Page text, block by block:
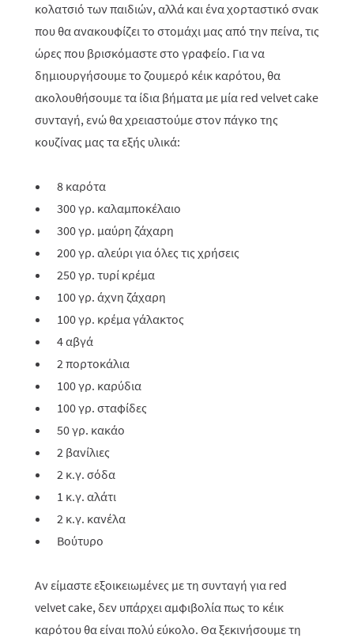
κολατσιό των παιδιών, αλλά και ένα χορταστικό σνακ
που θα ανακουφίζει το στομάχι μας από την πείνα, τις
ώρες που βρισκόμαστε στο γραφείο. Για να
δημιουργήσουμε το ζουμερό κέικ καρότου, θα
ακολουθήσουμε τα ίδια βήματα με μία red velvetcake
συνταγή, ενώ θα χρειαστούμε στον πάγκο της
κουζίνας μας τα εξής υλικά:
8 καρότα
300 γρ. καλαμποκέλαιο
300 γρ. μαύρη ζάχαρη
200 γρ. αλεύρι για όλες τις χρήσεις
250 γρ. τυρί κρέμα
100 γρ. άχνη ζάχαρη
100 γρ. κρέμα γάλακτος
4 αβγά
2 πορτοκάλια
100 γρ. καρύδια
100 γρ. σταφίδες
50 γρ. κακάο
2 βανίλιες
2 κ.γ. σόδα
1 κ.γ. αλάτι
2 κ.γ. κανέλα
Βούτυρο
Αν είμαστε εξοικειωμένες με τη συνταγή για red
velvetcake, δεν υπάρχει αμφιβολία πως το κέικ
καρότου θα είναι πολύ εύκολο. Θα ξεκινήσουμε τη